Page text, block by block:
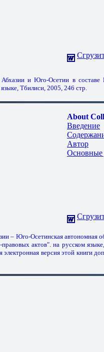
и Юго-Осетии в
Тбилиси, 2005, 246 стр.
About
Введение
Автор
Основные
– Юго-Осетинская автономная
актов". на русском
версия этой книги